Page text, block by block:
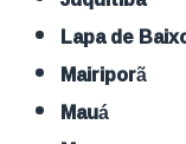
Lapa de
Mairiporã
Mauá